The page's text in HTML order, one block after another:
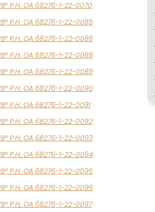
P.H. OA 68276-1-22-0070
P.H. OA 68276-1-22-0085
P.H. OA 68276-1-22-0086
P.H. OA 68276-1-22-0088
P.H. OA 68276-1-22-0089
P.H. OA 68276-1-22-0090
P.H. OA 68276-1-22-0091
P.H. OA 68276-1-22-0092
P.H. OA 68276-1-22-0093
P.H. OA 68276-1-22-0094
P.H. OA 68276-1-22-0095
P.H. OA 68276-1-22-0096
P.H. OA 68276-1-22-0097